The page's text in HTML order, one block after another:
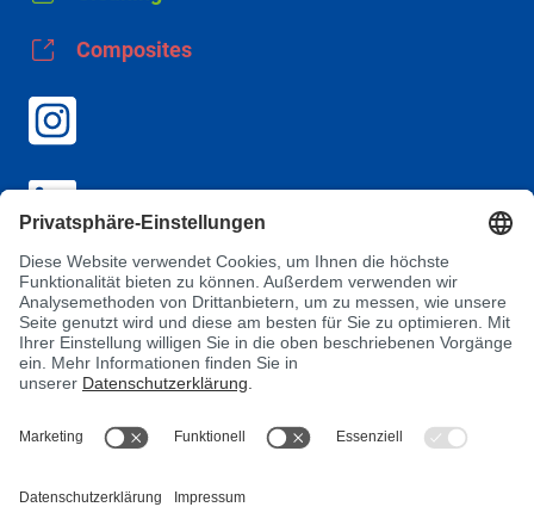
Composites
AGB
Datenschutz
Impressum
Einkaufsbedingungen